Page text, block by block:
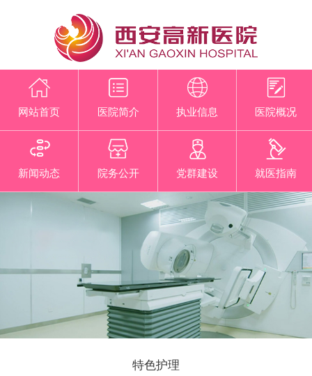
网站首页 医院简介 执业信息 医院概况
新闻动态 院务公开 党群建设 就医指南
特色护理